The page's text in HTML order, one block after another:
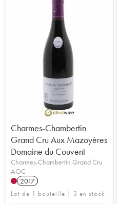
Charmes-Chambertin
Grand Cru Aux Mazoyères
Domaine du Couvent
Charmes-Chambertin Grand Cru
AOC
2017
Lot de 1 bouteille | 3 en stock